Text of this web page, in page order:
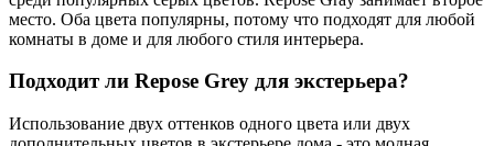
место. Оба цвета популярны, потому что подходят для любой
комнаты в доме и для любого стиля интерьера.
Подходит ли Repose Grey для экстерьера?
Использование двух оттенков одного цвета или двух